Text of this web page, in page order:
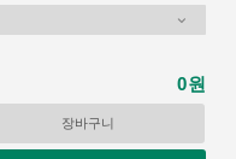
0원
장바구니